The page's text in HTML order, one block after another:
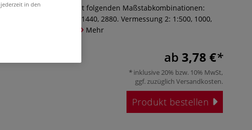
Vermessung mit folgenden Maßstabkombinationen:
1: 1:25, 50, 100, 200, 1440, 2880. Vermessung 2: 1:500, 1000,
2500. Länge: 30 cm.
Mehr
ab 3,78 €
inklusive 20% bzw. 10% MwSt,
ggf. zuzüglich Versandkosten.
Produkt bestellen
in den